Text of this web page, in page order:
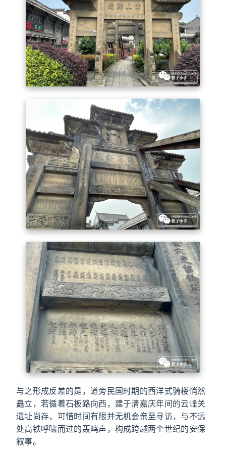
与之形成反差的是，道旁民国时期的西洋式骑楼悄然
矗立，若循着石板路向西，建于清嘉庆年间的云峰关
遗址尚存，可惜时间有限并无机会亲至寻访，与不远
处高铁呼啸而过的轰鸣声，构成跨越两个世纪的安保
叙事。